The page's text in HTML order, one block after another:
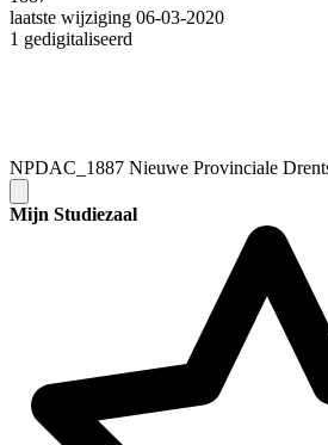
laatste wijziging 06-03-2020
1 gedigitaliseerd
NPDAC_1887 Nieuwe Provinciale
Mijn Studiezaal